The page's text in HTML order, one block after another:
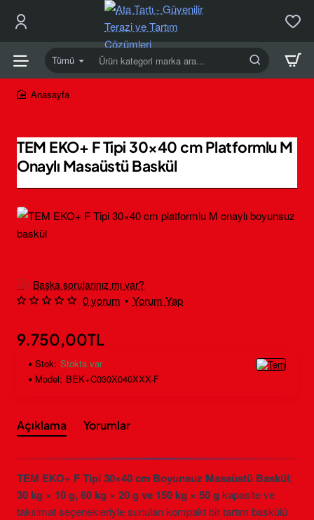
Tümü
Ürün
kategori
marka
TEM EKO+ F Tipi 30×40 cm Platformlu M
Onaylı Masaüstü Baskül
Başka sorularınız mı var?
0 yorum • Yorum Yap
9.750,00TL
Stok: Stokta var
Model: BEK+C030X040XXX-F
Açıklama Yorumlar
TEM EKO+ F Tipi 30×40 cm Boyunsuz Masaüstü Baskül;
30 kg × 10 g, 60 kg × 20 g ve 150 kg × 50 g kapasite ve
taksimat seçenekleriyle sunulan kompakt bir tartım baskülü